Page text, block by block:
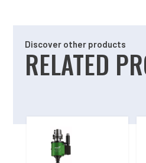
Discover other products
RELATED